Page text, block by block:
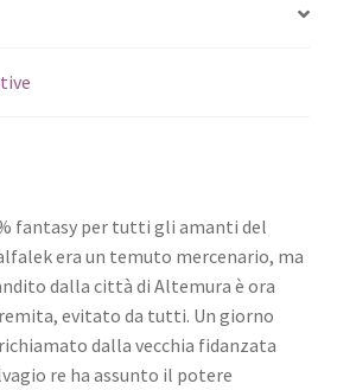
fantasy per tutti gli amanti del
era un temuto mercenario, ma
dalla città di Altemura è ora
evitato da tutti. Un giorno
dalla vecchia fidanzata
re ha assunto il potere